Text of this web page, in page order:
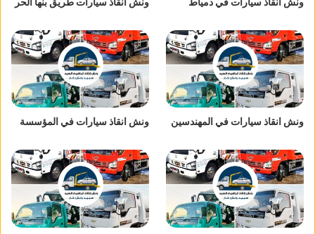
ونش انقاذ سيارات في المهندسين ونش انقاذ سيارات في المؤسسة